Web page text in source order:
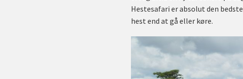
Hestesafari er absolut den
hest end at gå eller køre.